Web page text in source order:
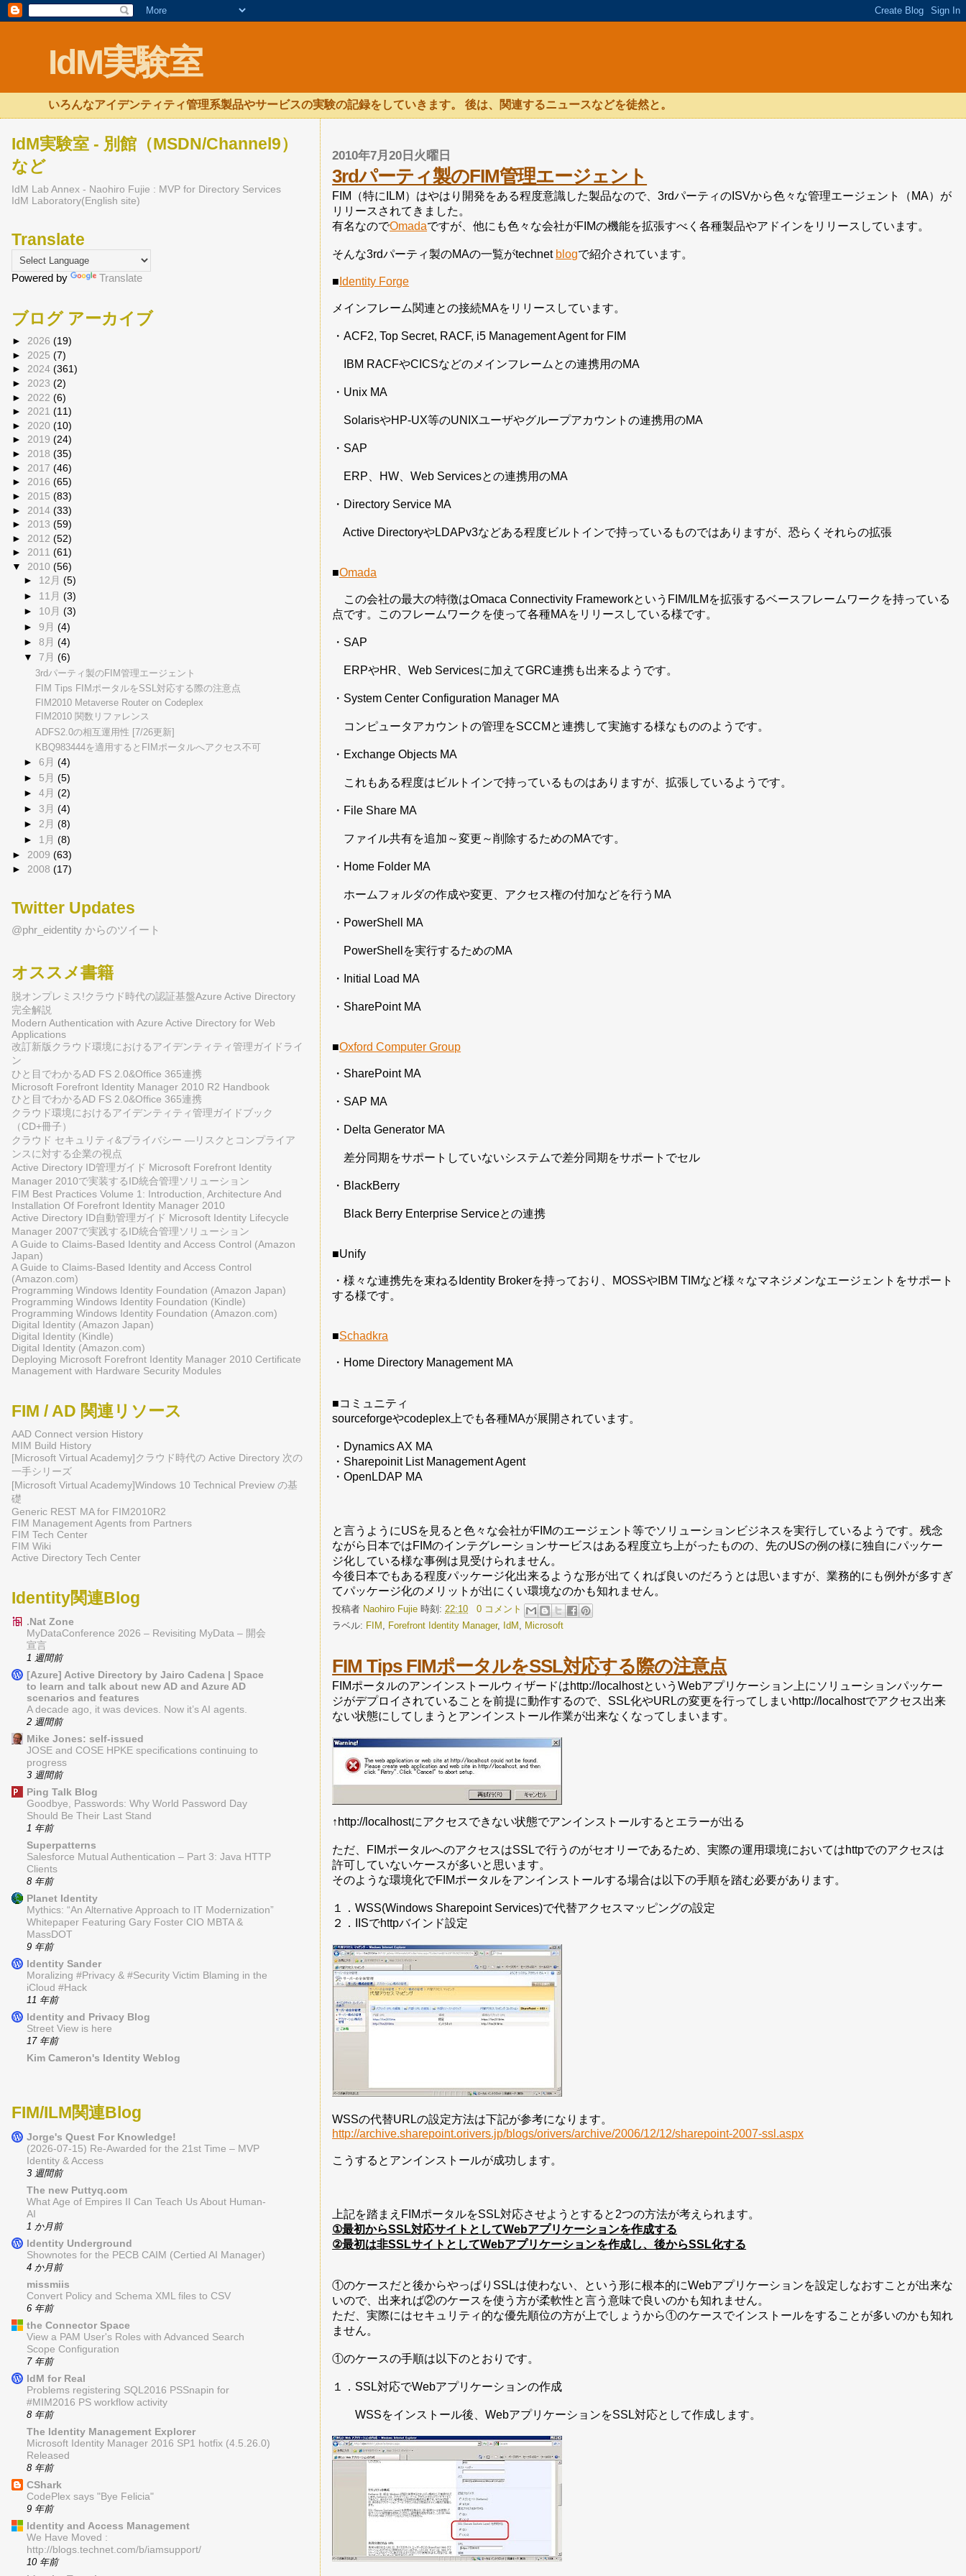
IdM実験室
いろんなアイデンティティ管理系製品やサービスの実験の記録をしていきます。 後は、関連するニュースなどを徒然と。
2010年7月20日火曜日
3rdパーティ製のFIM管理エージェント
FIM（特にILM）はやはり開発をある程度意識した製品なので、3rdパーティのISVから色々な管理エージェント（MA）が
リリースされてきました。
有名なのでOmadaですが、他にも色々な会社がFIMの機能を拡張すべく各種製品やアドインをリリースしています。
そんな3rdパーティ製のMAの一覧がtechnet blogで紹介されています。
■ Identity Forge
メインフレーム関連との接続MAをリリースしています。
・ACF2, Top Secret, RACF, i5 Management Agent for FIM
IBM RACFやCICSなどのメインフレームとの連携用のMA
・Unix MA
SolarisやHP-UX等のUNIXユーザやグループアカウントの連携用のMA
・SAP
ERP、HW、Web Servicesとの連携用のMA
・Directory Service MA
Active DirectoryやLDAPv3などある程度ビルトインで持っているものではありますが、恐らくそれらの拡張
■Omada
この会社の最大の特徴はOmaca Connectivity FrameworkというFIM/ILMを拡張するベースフレームワークを持っている
点です。このフレームワークを使って各種MAをリリースしている様です。
・SAP
ERPやHR、Web Servicesに加えてGRC連携も出来るようです。
・System Center Configuration Manager MA
コンピュータアカウントの管理をSCCMと連携して実施する様なもののようです。
・Exchange Objects MA
これもある程度はビルトインで持っているものはありますが、拡張しているようです。
・File Share MA
ファイル共有を追加～変更～削除するためのMAです。
・Home Folder MA
ホームフォルダの作成や変更、アクセス権の付加などを行うMA
・PowerShell MA
PowerShellを実行するためのMA
・Initial Load MA
・SharePoint MA
■Oxford Computer Group
・SharePoint MA
・SAP MA
・Delta Generator MA
差分同期をサポートしていないシステムで差分同期をサポートでセル
・BlackBerry
Black Berry Enterprise Serviceとの連携
■Unify
・様々な連携先を束ねるIdentity Brokerを持っており、MOSSやIBM TIMなど様々なマネジメンなエージェントをサポート
する様です。
■Schadkra
・Home Directory Management MA
■コミュニティ
sourceforgeやcodeplex上でも各種MAが展開されています。
・Dynamics AX MA
・Sharepoinit List Management Agent
・OpenLDAP MA
と言うようにUSを見ると色々な会社がFIMのエージェント等でソリューションビジネスを実行しているようです。残念
ながら日本ではFIMのインテグレーションサービスはある程度立ち上がったものの、先のUSの例の様に独自にパッケー
ジ化している様な事例は見受けられません。
今後日本でもある程度パッケージ化出来るような形が出てくれば良いのだろうとは思いますが、業務的にも例外が多すぎ
てパッケージ化のメリットが出にくい環境なのかも知れません。
投稿者 Naohiro Fujie 時刻:22:10
0 コメント
ラベル: FIM , Forefront Identity Manager, IdM , Microsoft
FIM Tips FIMポータルをSSL対応する際の注意点
FIMポータルのアンインストールウィザードはhttp://localhostというWebアプリケーション上にソリューションパッケー
ジがデプロイされていることを前提に動作するので、SSL化やURLの変更を行ってしまいhttp://localhostでアクセス出来
ない状態にしてしまうとアンインストール作業が出来なくなってしまいます。
↑http://localhostにアクセスできない状態でアンインストールするとエラーが出る
ただ、FIMポータルへのアクセスはSSLで行うのがセオリーであるため、実際の運用環境においてはhttpでのアクセスは
許可していないケースが多いと思います。
そのような環境化でFIMポータルをアンインストールする場合は以下の手順を踏む必要があります。
１．WSS(Windows Sharepoint Services)で代替アクセスマッピングの設定
２．IISでhttpバインド設定
WSSの代替URLの設定方法は下記が参考になります。
http://archive.sharepoint.orivers.jp/blogs/orivers/archive/2006/12/12/sharepoint-2007-ssl.aspx
こうするとアンインストールが成功します。
上記を踏まえFIMポータルをSSL対応させようとすると2つの方法が考えられます。
①最初からSSL対応サイトとしてWebアプリケーションを作成する
②最初は非SSLサイトとしてWebアプリケーションを作成し、後からSSL化する
①のケースだと後からやっぱりSSLは使わない、という形に根本的にWebアプリケーションを設定しなおすことが出来な
いので、出来れば②のケースを使う方が柔軟性と言う意味で良いのかも知れません。
ただ、実際にはセキュリティ的な優先順位の方が上でしょうから①のケースでインストールをすることが多いのかも知れ
ません。
①のケースの手順は以下のとおりです。
１．SSL対応でWebアプリケーションの作成
WSSをインストール後、WebアプリケーションをSSL対応として作成します。
IdM実験室 - 別館（MSDN/Channel9）
など
IdM Lab Annex - Naohiro Fujie : MVP for Directory Services
IdM Laboratory(English site)
Translate
Powered by Translate
ブログ アーカイブ
► 2026 (19)
► 2025 (7)
► 2024 (361)
► 2023 (2)
► 2022 (6)
► 2021 (11)
► 2020 (10)
► 2019 (24)
► 2018 (35)
► 2017 (46)
► 2016 (65)
► 2015 (83)
► 2014 (33)
► 2013 (59)
► 2012 (52)
► 2011 (61)
▼ 2010 (56)
► 12月(5)
► 11月(3)
► 10月(3)
►9月(4)
►8月(4)
▼7月(6)
3rdパーティ製のFIM管理エージェント
FIM Tips FIMポータルをSSL対応する際の注意点
FIM2010 Metaverse Router on Codeplex
FIM2010 関数リファレンス
ADFS2.0の相互運用性 [7/26更新]
KBQ983444を適用するとFIMポータルへアクセス不可
►6月(4)
► 5月(5)
►4月(2)
► 3月(4)
►2月(8)
► 1月(8)
► 2009 (63)
► 2008 (17)
Twitter Updates
@phr_eidentity からのツイート
オススメ書籍
脱オンプレミス!クラウド時代の認証基盤Azure Active Directory
完全解説
Modern Authentication with Azure Active Directory for Web
Applications
改訂新版クラウド環境におけるアイデンティティ管理ガイドライ
ン
ひと目でわかるAD FS 2.0&Office 365連携
Microsoft Forefront Identity Manager 2010 R2 Handbook
ひと目でわかるAD FS 2.0&Office 365連携
クラウド環境におけるアイデンティティ管理ガイドブック
（CD+冊子）
クラウド セキュリティ&プライバシー ―リスクとコンプライア
ンスに対する企業の視点
Active Directory ID管理ガイド Microsoft Forefront Identity
Manager 2010で実装するID統合管理ソリューション
FIM Best Practices Volume 1: Introduction, Architecture And
Installation Of Forefront Identity Manager 2010
Active Directory ID自動管理ガイド Microsoft Identity Lifecycle
Manager 2007で実践するID統合管理ソリューション
A Guide to Claims-Based Identity and Access Control (Amazon
Japan)
A Guide to Claims-Based Identity and Access Control
(Amazon.com)
Programming Windows Identity Foundation (Amazon Japan)
Programming Windows Identity Foundation (Kindle)
Programming Windows Identity Foundation (Amazon.com)
Digital Identity (Amazon Japan)
Digital Identity (Kindle)
Digital Identity (Amazon.com)
Deploying Microsoft Forefront Identity Manager 2010 Certificate
Management with Hardware Security Modules
FIM / AD 関連リソース
AAD Connect version History
MIM Build History
[Microsoft Virtual Academy]クラウド時代の Active Directory 次の
一手シリーズ
[Microsoft Virtual Academy]Windows 10 Technical Preview の基
礎
Generic REST MA for FIM2010R2
FIM Management Agents from Partners
FIM Tech Center
FIM Wiki
Active Directory Tech Center
Identity関連Blog
.Nat Zone
MyDataConference 2026 – Revisiting MyData – 開会
宣言
1 週間前
[Azure] Active Directory by Jairo Cadena | Space
to learn and talk about new AD and Azure AD
scenarios and features
A decade ago, it was devices. Now it’s AI agents.
2 週間前
Mike Jones: self-issued
JOSE and COSE HPKE specifications continuing to
progress
3 週間前
Ping Talk Blog
Goodbye, Passwords: Why World Password Day
Should Be Their Last Stand
1 年前
Superpatterns
Salesforce Mutual Authentication – Part 3: Java HTTP
Clients
8 年前
Planet Identity
Mythics: “An Alternative Approach to IT Modernization”
Whitepaper Featuring Gary Foster CIO MBTA &
MassDOT
9 年前
Identity Sander
Moralizing #Privacy & #Security Victim Blaming in the
iCloud #Hack
11 年前
Identity and Privacy Blog
Street View is here
17 年前
Kim Cameron's Identity Weblog
FIM/ILM関連Blog
Jorge's Quest For Knowledge!
(2026-07-15) Re-Awarded for the 21st Time – MVP
Identity & Access
3 週間前
The new Puttyq.com
What Age of Empires II Can Teach Us About Human-
AI
1 か月前
Identity Underground
Shownotes for the PECB CAIM (Certied AI Manager)
4 か月前
missmiis
Convert Policy and Schema XML files to CSV
6 年前
the Connector Space
View a PAM User's Roles with Advanced Search
Scope Configuration
7 年前
IdM for Real
Problems registering SQL2016 PSSnapin for
#MIM2016 PS workflow activity
8 年前
The Identity Management Explorer
Microsoft Identity Manager 2016 SP1 hotfix (4.5.26.0)
Released
8 年前
CShark
CodePlex says "Bye Felicia"
9 年前
Identity and Access Management
We Have Moved :
http://blogs.technet.com/b/iamsupport/
10 年前